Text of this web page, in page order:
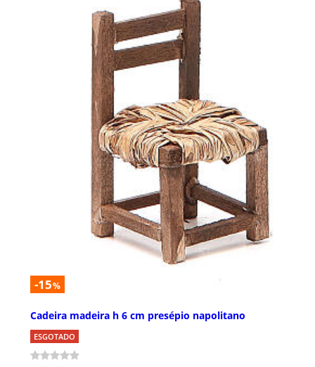
-15%
Cadeira madeira h 6 cm presépio napolitano
ESGOTADO